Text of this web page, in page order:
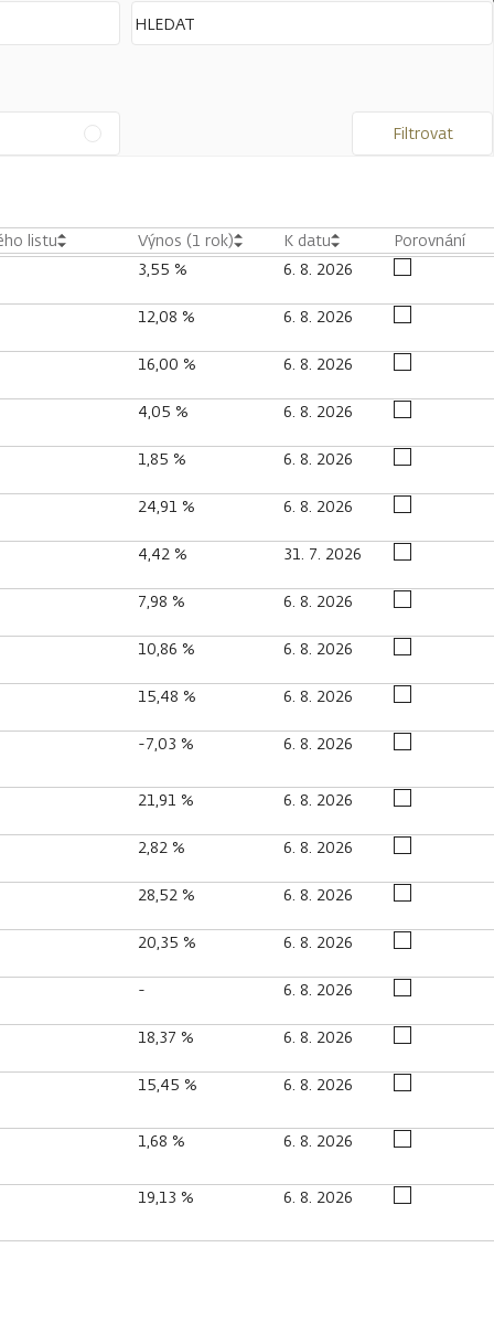
Filtrovat
listu Výnos (1 rok) K datu
Porovnání
3,55 %
6. 8. 2026
12,08 % 6. 8. 2026
16,00 % 6. 8. 2026
4,05 % 6. 8. 2026
1,85 % 6. 8. 2026
24,91 % 6. 8. 2026
4,42 % 31. 7. 2026
7,98 % 6. 8. 2026
10,86 % 6. 8. 2026
15,48 % 6. 8. 2026
-7,03 % 6. 8. 2026
21,91 % 6. 8. 2026
2,82 % 6. 8. 2026
28,52 % 6. 8. 2026
20,35 % 6. 8. 2026
- 6. 8. 2026
18,37 % 6. 8. 2026
15,45 % 6. 8. 2026
1,68 % 6. 8. 2026
19,13 % 6. 8. 2026